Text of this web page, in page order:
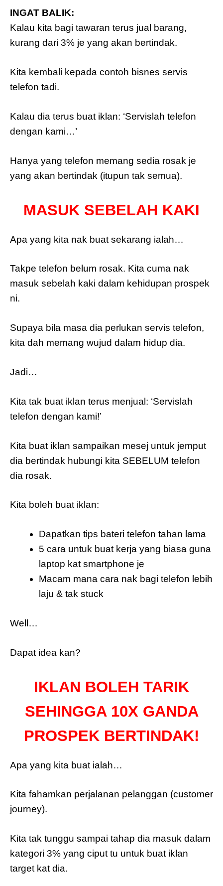
INGAT BALIK:
Kalau kita bagi tawaran terus jual barang,
kurang dari 3% je yang akan bertindak.
Kita kembali kepada contoh bisnes servis
telefon tadi.
Kalau dia terus buat iklan: ‘Servislah telefon
dengan kami…’
Hanya yang telefon memang sedia rosak je
yang akan bertindak (itupun tak semua).
MASUK SEBELAH KAKI
Apa yang kita nak buat sekarang ialah…
Takpe telefon belum rosak. Kita cuma nak
masuk sebelah kaki dalam kehidupan prospek
ni.
Supaya bila masa dia perlukan servis telefon,
kita dah memang wujud dalam hidup dia.
Jadi…
Kita tak buat iklan terus menjual: ‘Servislah
telefon dengan kami!’
Kita buat iklan sampaikan mesej untuk jemput
dia bertindak hubungi kita SEBELUM telefon
dia rosak.
Kita boleh buat iklan:
Dapatkan tips bateri telefon tahan lama
5 cara untuk buat kerja yang biasa guna
laptop kat smartphone je
Macam mana cara nak bagi telefon lebih
laju & tak stuck
Well…
Dapat idea kan?
IKLAN BOLEH TARIK
SEHINGGA 10X GANDA
PROSPEK BERTINDAK!
Apa yang kita buat ialah…
Kita fahamkan perjalanan pelanggan (customer
journey).
Kita tak tunggu sampai tahap dia masuk dalam
kategori 3% yang ciput tu untuk buat iklan
target kat dia.